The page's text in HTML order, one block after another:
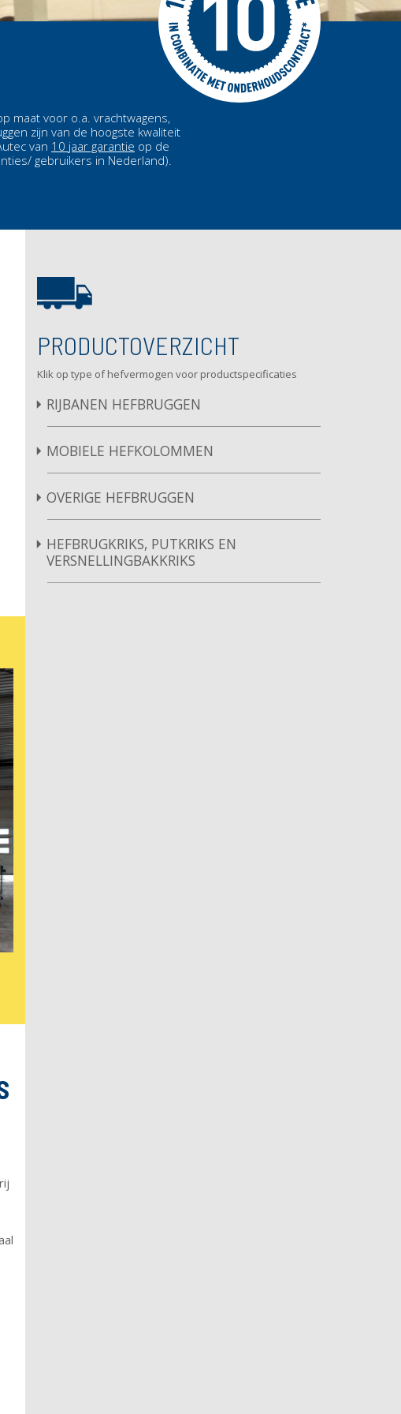
maat voor o.a. vrachtwagens,
zijn van de hoogste kwaliteit
van 10 jaar garantie op de
gebruikers in Nederland).
PRODUCTOVERZICHT
Klik op type of hefvermogen voor productspecificaties
RIJBANEN HEFBRUGGEN
MOBIELE HEFKOLOMMEN
OVERIGE HEFBRUGGEN
HEFBRUGKRIKS, PUTKRIKS EN
VERSNELLINGBAKKRIKS